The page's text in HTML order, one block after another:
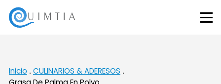
Inicio
CULINARIOS & ADERESOS